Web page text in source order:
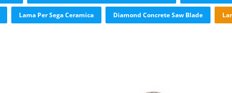
Lama Per Sega Ceramica Diamond Concrete Saw Blade